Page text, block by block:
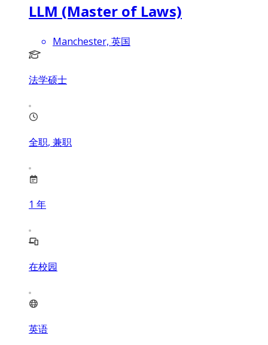
LLM (Master of Laws)
Manchester, 英国
法学硕士
全职, 兼职
1 年
在校园
英语